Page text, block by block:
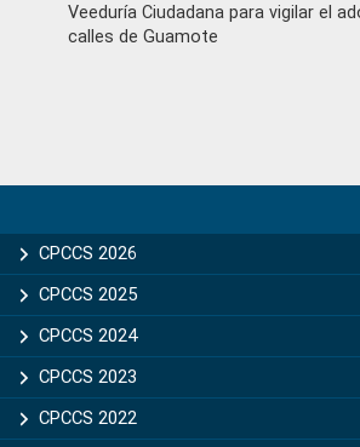
Veeduría Ciudadana para vigilar el
calles de Guamote
Sidebar
CPCCS 2026
CPCCS 2025
CPCCS 2024
CPCCS 2023
CPCCS 2022